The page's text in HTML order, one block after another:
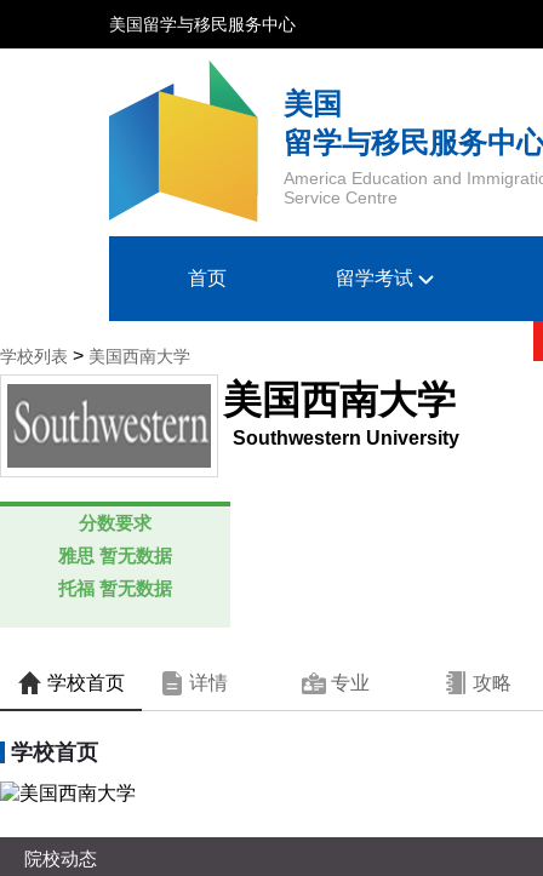
美国留学与移民服务中心
美国
留学与移民服务中
America Education and
Service Centre
首页 留学考试
学校列表 > 美国西南大学
美国西南大学
Southwestern University
分数要求
雅思 暂无数据
托福 暂无数据
学校首页 详情 专业 攻略
学校首页
院校动态